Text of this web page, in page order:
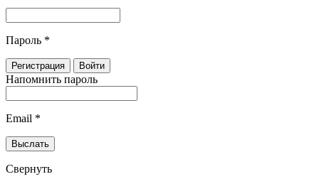
Пароль *
Напомнить пароль
Email *
Свернуть